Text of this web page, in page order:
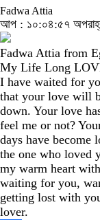
Fadwa Attia
আপ : ১০:০৪:৫৭
Fadwa Attia from
My Life Long
I have waited for
that your love will
down. Your love
feel me or not?
days have become
the one who loved
my warm heart
waiting for you,
getting lost with
lover.